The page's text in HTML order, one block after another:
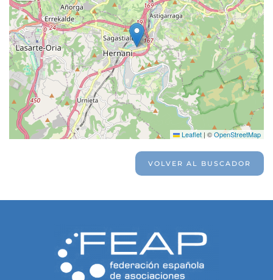
Leaflet | ©OpenStreetMap
VOLVER AL BUSCADOR